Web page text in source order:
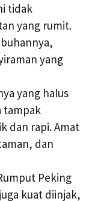
tidak
yang rumit.
yang
yang halus
tampak
dan rapi. Amat
dan
Peking
kuat diinjak,